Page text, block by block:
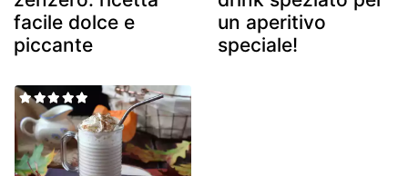
facile dolce e
piccante
un aperitivo
speciale!